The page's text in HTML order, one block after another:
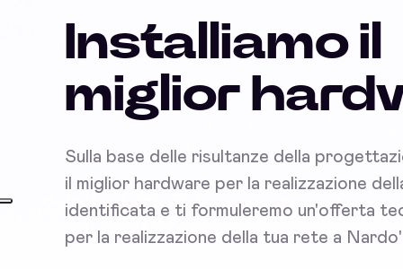
Installiamo il
miglior
Sulla base delle risultanze della
il miglior hardware per la realizzazione
identificata e ti formuleremo un'offerta
per la realizzazione della tua rete a